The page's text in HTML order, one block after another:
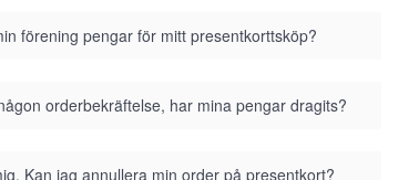
förening pengar för mitt presentkorttsköp?
orderbekräftelse, har mina pengar dragits?
Kan jag annullera min order på presentkort?